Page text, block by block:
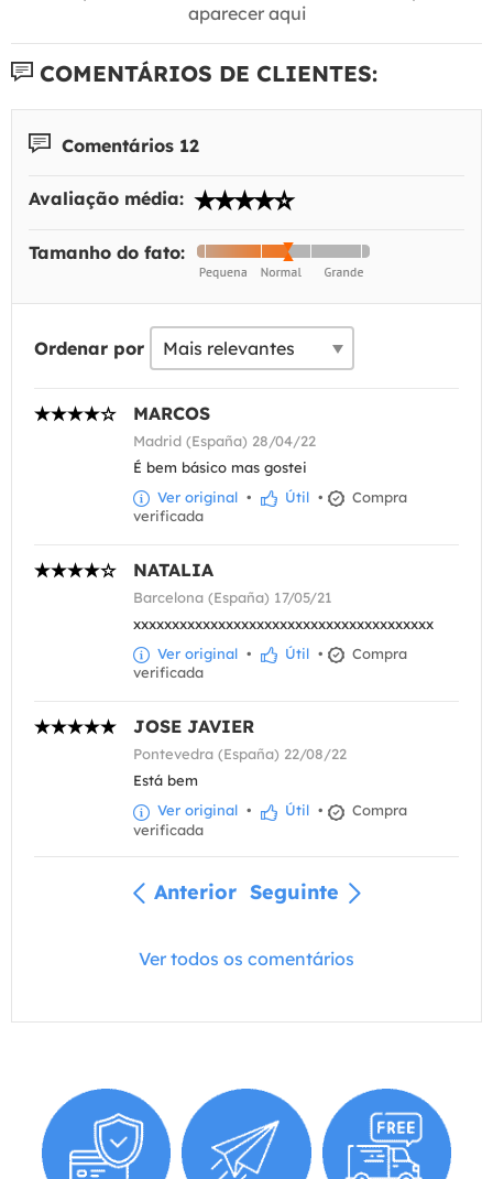
aparecer aqui
COMENTÁRIOS DE CLIENTES:
Comentários 12
Avaliação média:
Tamanho do fato:
Ordenar por
MARCOS
Madrid (España) 28/04/22
É bem básico mas gostei
Ver original • Útil •
Compra
verificada
NATALIA
Barcelona (España) 17/05/21
xxxxxxxxxxxxxxxxxxxxxxxxxxxxxxxxxxxxxxx
Ver original • Útil •
Compra
verificada
JOSE JAVIER
Pontevedra (España) 22/08/22
Está bem
Ver original • Útil •
Compra
verificada
Anterior Seguinte
Ver todos os comentários